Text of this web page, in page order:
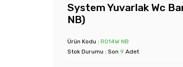
System Yuvarlak Wc
NB)
Ürün Kodu : RO14W NB
Stok Durumu : Son 9 Adet